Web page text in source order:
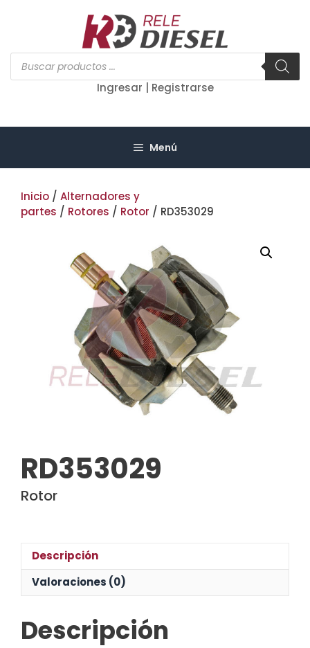
Búsqueda
de
productos
Ingresar | Registrarse
Menú
Inicio / Alternadores y
partes / Rotores / Rotor / RD353029
RD353029
Rotor
Descripción
Valoraciones (0)
Descripción